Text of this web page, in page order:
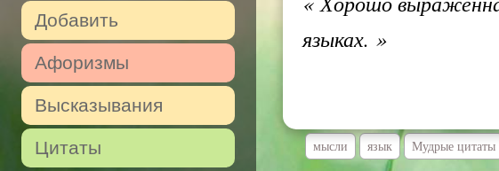
Добавить
Афоризмы
Высказывания
Цитаты
языках. »
мысли язык Мудрые цитаты